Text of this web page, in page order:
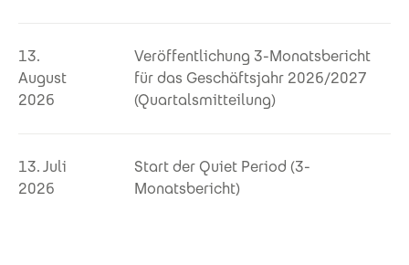
13.
August
2026
Veröffentlichung 3-Monatsbericht
für das Geschäftsjahr 2026/2027
(Quartalsmitteilung)
13. Juli
2026
Start der Quiet Period (3-
Monatsbericht)